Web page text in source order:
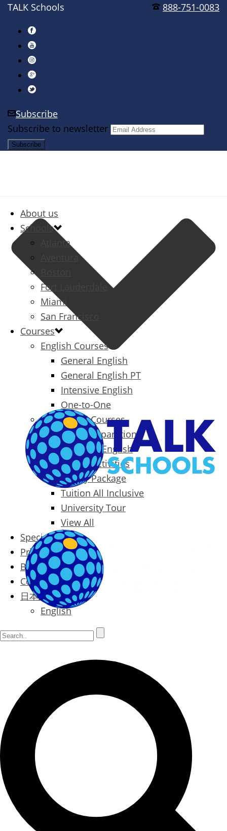
888-751-0083
TALK Schools
Subscribe
Subscribe to newsletter
About us
Schools
Atlanta
Aventura
Fort Lauderdale
Miami
San Francisco
Courses
English Courses
General English
General English PT
Intensive English
One-to-One
Specialized Courses
Exam Preparation
Business English
Packages & Activities
Family Package
Tuition All Inclusive
University Tour
View All
Special Offers
Prices
Blog
Contact
日本語
English